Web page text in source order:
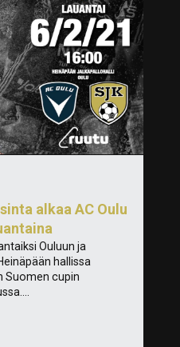
alkaa AC Oulu
Ouluun ja
hallissa
Suomen cupin